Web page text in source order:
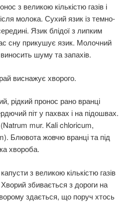
з великою кількістю газів і
молока. Сухий язик із темно-
Язик блідої з липким
сну прикушує язик. Молочний
шуму та запахів.
виснажує хворого.
рідкий пронос рано вранці
піт у пахвах і на підошвах.
mur. Kali chloricum,
Блювота жовчю вранці та під
хвороба.
з великою кількістю газів
збивається з дороги на
здається, що поруч хтось